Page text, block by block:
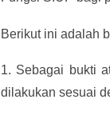
Berikut ini adalah
1. Sebagai bukti
dilakukan sesuai